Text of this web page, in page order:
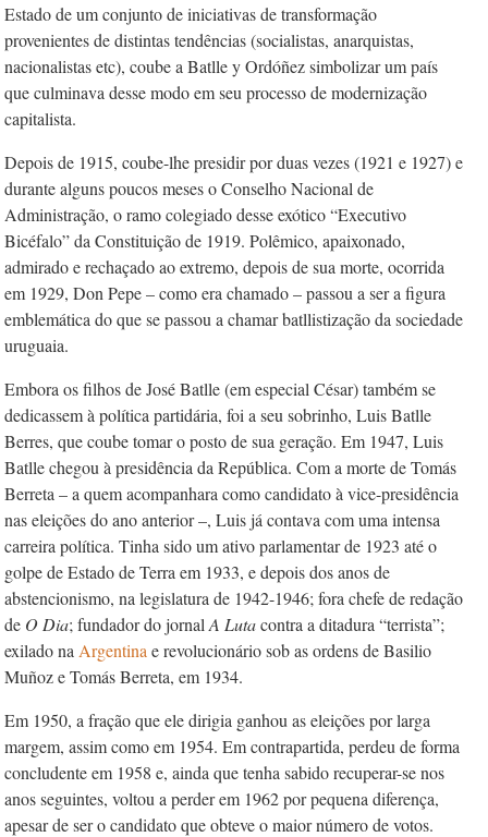
Estado de um conjunto de iniciativas de transformação
provenientes de distintas tendências (socialistas, anarquistas,
nacionalistas etc), coube a Batlle y Ordóñez simbolizar um país
que culminava desse modo em seu processo de modernização
capitalista.
Depois de 1915, coube-lhe presidir por duas vezes (1921 e 1927) e
durante alguns poucos meses o Conselho Nacional de
Administração, o ramo colegiado desse exótico “Executivo
Bicéfalo” da Constituição de 1919. Polêmico, apaixonado,
admirado e rechaçado ao extremo, depois de sua morte, ocorrida
em 1929, Don Pepe – como era chamado – passou a ser a figura
emblemática do que se passou a chamar batllistização da sociedade
uruguaia.
Embora os filhos de José Batlle (em especial César) também se
dedicassem à política partidária, foi a seu sobrinho, Luis Batlle
Berres, que coube tomar o posto de sua geração. Em 1947, Luis
Batlle chegou à presidência da República. Com a morte de Tomás
Berreta – a quem acompanhara como candidato à vice-presidência
nas eleições do ano anterior –, Luis já contava com uma intensa
carreira política. Tinha sido um ativo parlamentar de 1923 até o
golpe de Estado de Terra em 1933, e depois dos anos de
abstencionismo, na legislatura de 1942-1946; fora chefe de redação
de O Dia; fundador do jornal A Lutacontra a ditadura “terrista”;
exilado na Argentina e revolucionário sob as ordens de Basilio
Muñoz e Tomás Berreta, em 1934.
Em 1950, a fração que ele dirigia ganhou as eleições por larga
margem, assim como em 1954. Em contrapartida, perdeu de forma
concludente em 1958 e, ainda que tenha sabido recuperar-se nos
anos seguintes, voltou a perder em 1962 por pequena diferença,
apesar de ser o candidato que obteve o maior número de votos.